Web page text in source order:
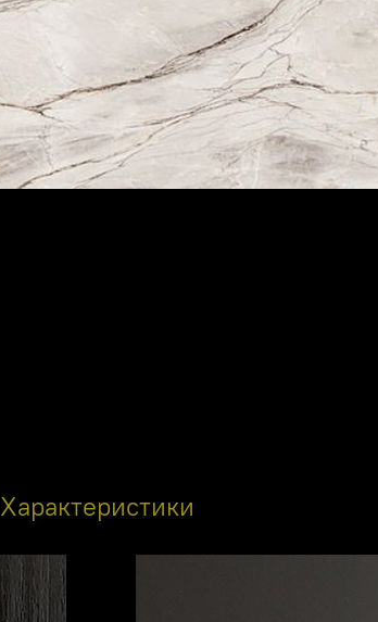
Характеристики